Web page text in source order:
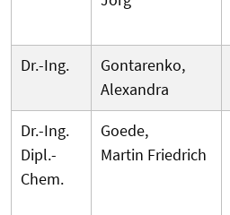
Dr.-Ing.
Gontarenko,
Alexandra
Dr.-Ing.
Dipl.-
Chem.
Goede,
Martin Friedrich